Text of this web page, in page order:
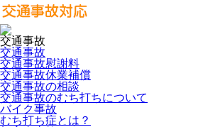
交通事故
交通事故
交通事故慰謝料
交通事故休業補償
交通事故の相談
交通事故のむち打ちについて
バイク事故
むち打ち症とは？